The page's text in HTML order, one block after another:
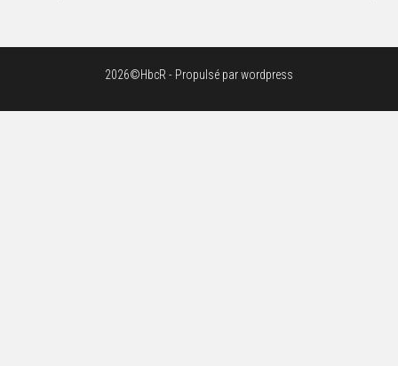
2026©HbcR - Propulsé par wordpress